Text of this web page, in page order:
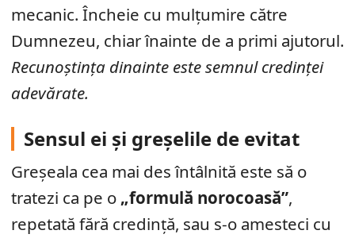
mecanic. Încheie cu mulțumire către
Dumnezeu, chiar înainte de a primi ajutorul.
Recunoștința dinainte este semnul credinței
adevărate.
Sensul ei și greșelile de evitat
Greșeala cea mai des întâlnită este să o
tratezi ca pe o „formulă norocoasă”,
repetată fără credință, sau s-o amesteci cu